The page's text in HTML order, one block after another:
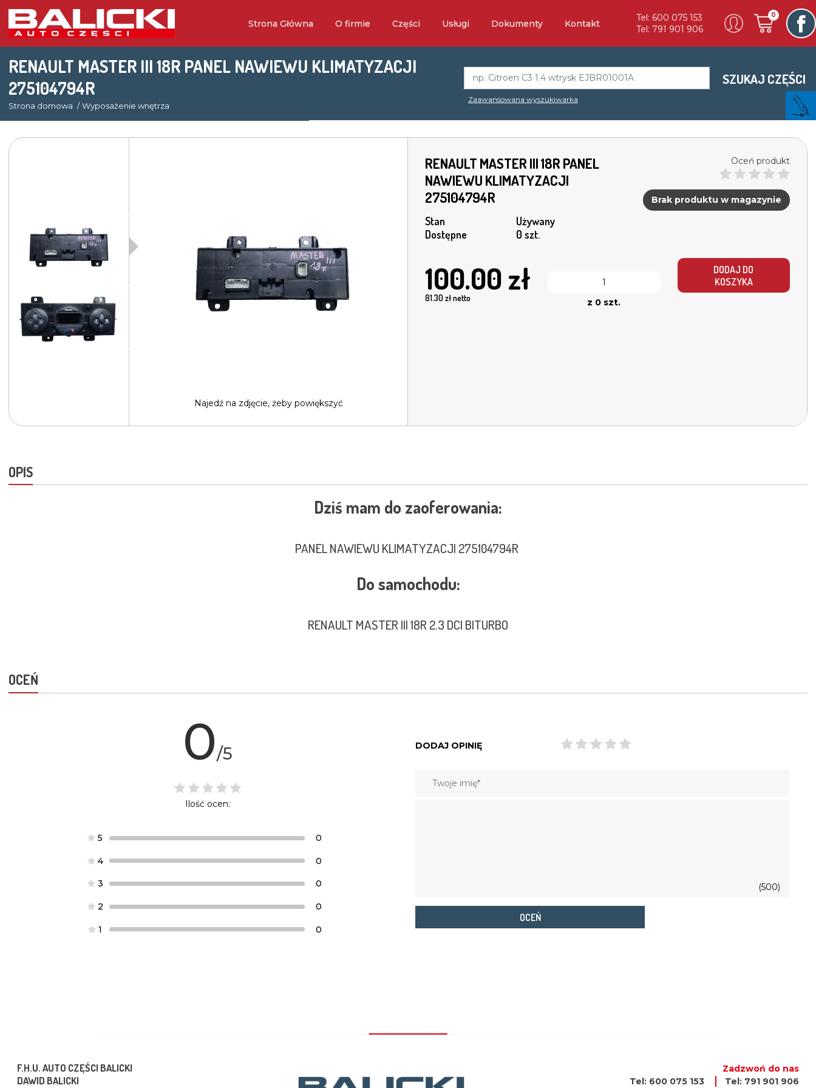
Strona Główna O firmie Części Usługi Dokumenty Kontakt
Tel: 600 075 153
Tel: 791 901 906
0
RENAULT MASTER III 18R PANEL NAWIEWU KLIMATYZACJI
275104794R
Strona domowa Wyposażenie wnętrza
Zaawansowana wyszukiwarka
SZUKAJ CZĘŚCI
Najedź na zdjęcie, żeby powiększyć
RENAULT MASTER III 18R PANEL
NAWIEWU KLIMATYZACJI
275104794R
Stan
Używany
Dostępne
0 szt.
Oceń produkt
Brak produktu w magazynie
100.00 zł
81.30zł netto z 0 szt.
DODAJ DO
KOSZYKA
OPIS
Dziś mam do zaoferowania:
PANEL NAWIEWU KLIMATYZACJI 275104794R
Do samochodu:
RENAULT MASTER III 18R 2.3 DCI BITURBO
OCEŃ
0/5
Ilość ocen:
5 0
4 0
3 0
2 0
1 0
DODAJ OPINIĘ
(500)
OCEŃ
F.H.U. AUTO CZĘŚCI BALICKI
DAWID BALICKI
Zadzwoń do nas
Tel: 600 075 153
Tel: 791 901 906